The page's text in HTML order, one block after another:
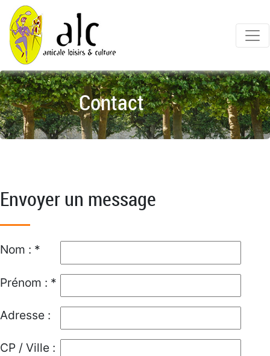
Contact
Envoyer un message
Nom : *
Prénom : *
Adresse :
CP / Ville :